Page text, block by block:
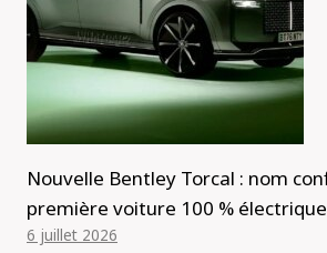
Nouvelle Bentley Torcal : nom
première voiture 100 %
6 juillet 2026